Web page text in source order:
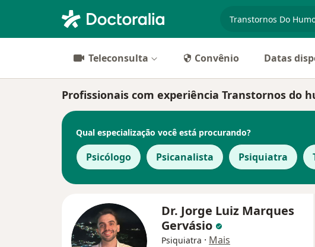
Teleconsulta Convênio Datas
Profissionais com experiência Transtornos do
Qual especialização você está procurando?
Psicólogo Psicanalista Psiquiatra
Dr. Jorge Luiz Marques
Gervásio
Psiquiatra · Mais